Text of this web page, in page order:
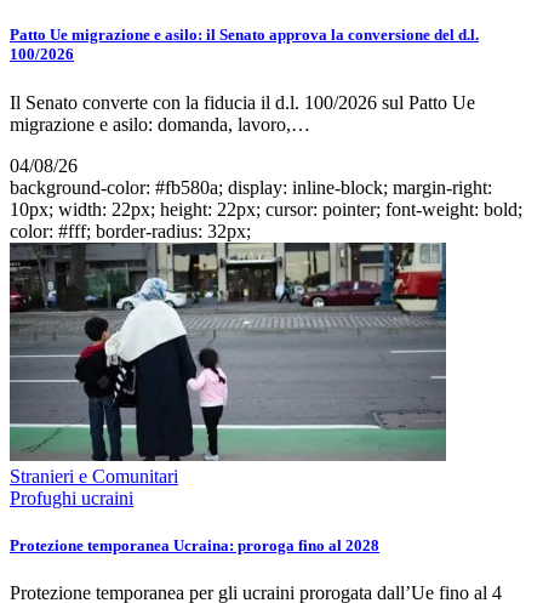
Patto Ue migrazione e asilo: il Senato approva la conversione del d.l.
100/2026
Il Senato converte con la fiducia il d.l. 100/2026 sul Patto Ue
migrazione e asilo: domanda, lavoro,…
04/08/26
background-color: #fb580a; display: inline-block; margin-right:
10px; width: 22px; height: 22px; cursor: pointer; font-weight: bold;
color: #fff; border-radius: 32px;
Stranieri e Comunitari
Profughi ucraini
Protezione temporanea Ucraina: proroga fino al 2028
Protezione temporanea per gli ucraini prorogata dall’Ue fino al 4